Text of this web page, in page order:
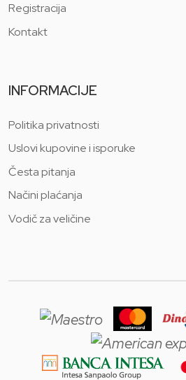
Registracija
Kontakt
INFORMACIJE
Politika privatnosti
Uslovi kupovine i isporuke
Česta pitanja
Načini plaćanja
Vodič za veličine